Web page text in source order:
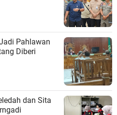
Pahlawan
Diberi
dan Sita